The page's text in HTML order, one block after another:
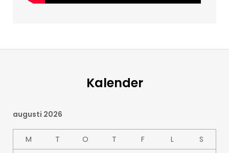
Kalender
augusti 2026
M T O T F L
S